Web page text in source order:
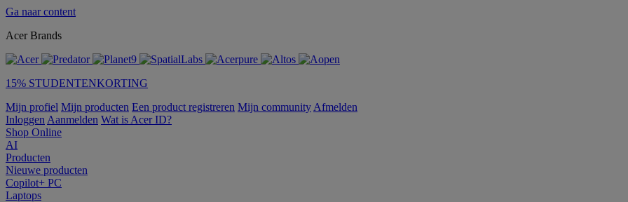
Ga naar content
Acer Brands
15% STUDENTENKORTING
Mijn profiel Mijn producten Een product registreren Mijn community Afmelden
Inloggen Aanmelden Wat is Acer ID?
Shop Online
AI
Producten
Nieuwe producten
Copilot+ PC
Laptops